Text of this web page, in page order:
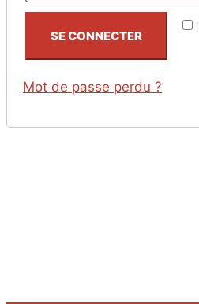
SE CONNECTER
Mot de passe perdu ?